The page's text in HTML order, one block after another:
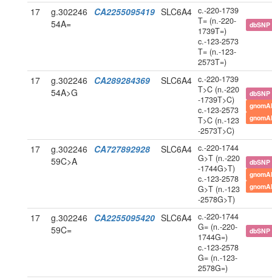
17
g.302246
54A=
CA2255095419 SLC6A4 c.-220-1739
T= (n.-220-
1739T=)
c.-123-2573
T= (n.-123-
2573T=)
dbSNP
17
g.302246
54A>G
CA289284369 SLC6A4 c.-220-1739
T>C (n.-220
-1739T>C)
c.-123-2573
T>C (n.-123
-2573T>C)
dbSNP
17
g.302246
59C>A
CA727892928 SLC6A4 c.-220-1744
G>T (n.-220
-1744G>T)
c.-123-2578
G>T (n.-123
-2578G>T)
dbSNP
17
g.302246
59C=
CA2255095420 SLC6A4 c.-220-1744
G= (n.-220-
1744G=)
c.-123-2578
G= (n.-123-
2578G=)
dbSNP